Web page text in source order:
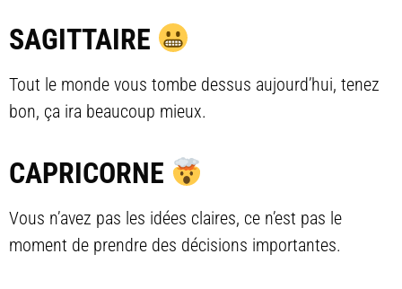
SAGITTAIRE
Tout le monde vous tombe dessus aujourd’hui, tenez
bon, ça ira beaucoup mieux.
CAPRICORNE
Vous n’avez pas les idées claires, ce n’est pas le
moment de prendre des décisions importantes.